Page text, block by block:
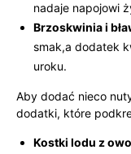
nadaje napojowi
Brzoskwinia i
smak,a dodatek
uroku.
Aby dodać nieco
dodatki, które
Kostki lodu z